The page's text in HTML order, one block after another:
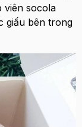
viên socola
giấu bên trong